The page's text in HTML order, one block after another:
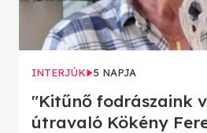
INTERJÚK 5 NAPJA
"Kitűnő fodrászaink
útravaló Kökény